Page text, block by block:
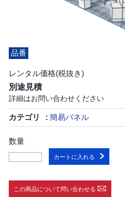
品番
レンタル価格(税抜き)
別途見積
詳細はお問い合わせください
カテゴリ 簡易パネル
数量
カートに入れる
この商品について問い合わせる